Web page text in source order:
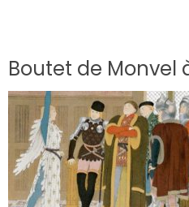
Boutet de Monvel